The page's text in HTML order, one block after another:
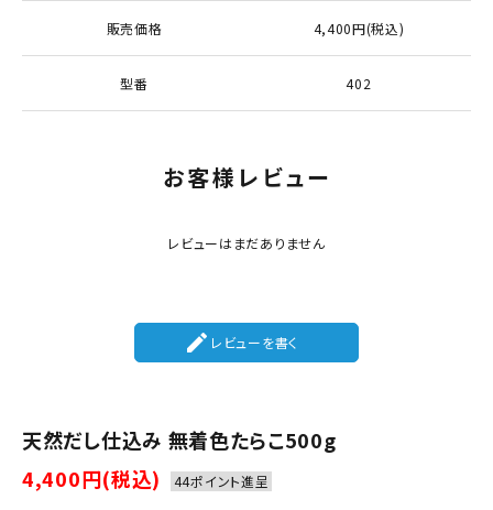
販売価格 4,400円(税込)
型番 402
お客様レビュー
レビューはまだありません
create レビューを書く
天然だし仕込み 無着色たらこ500g
4,400円(税込)
44ポイント進呈